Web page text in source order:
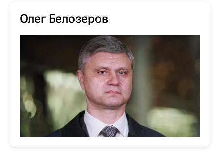
Олег Белозеров